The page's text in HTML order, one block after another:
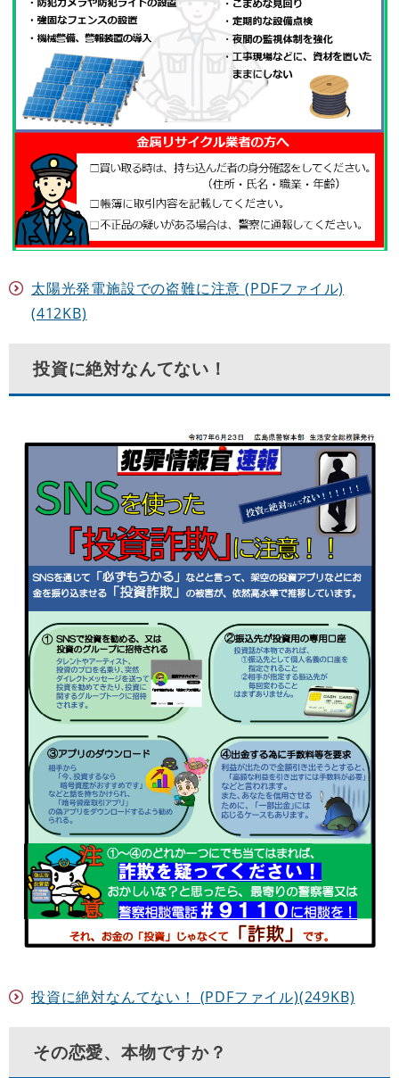
太陽光発電施設での盗難に注意 (PDFファイル)
(412KB)
投資に絶対なんてない！
投資に絶対なんてない！ (PDFファイル)(249KB)
その恋愛、本物ですか？